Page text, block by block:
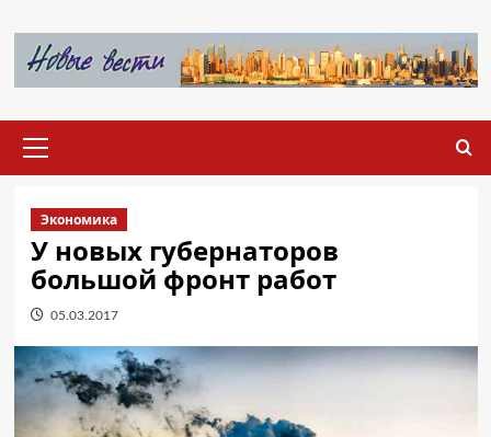
содержимому
меню
Экономика
У новых губернаторов
большой фронт работ
05.03.2017